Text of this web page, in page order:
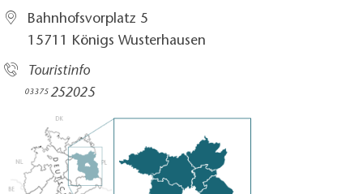
Bahnhofsvorplatz 5​
15711 Königs Wusterhausen
Touristinfo
03375252025​